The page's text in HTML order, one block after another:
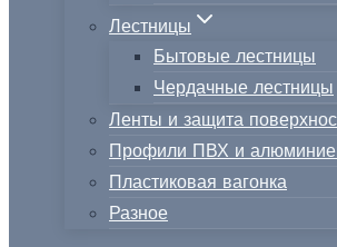
Лестницы
Бытовые лестницы
Чердачные лестницы
Ленты и защита
Профили ПВХ и
Пластиковая вагонка
Разное